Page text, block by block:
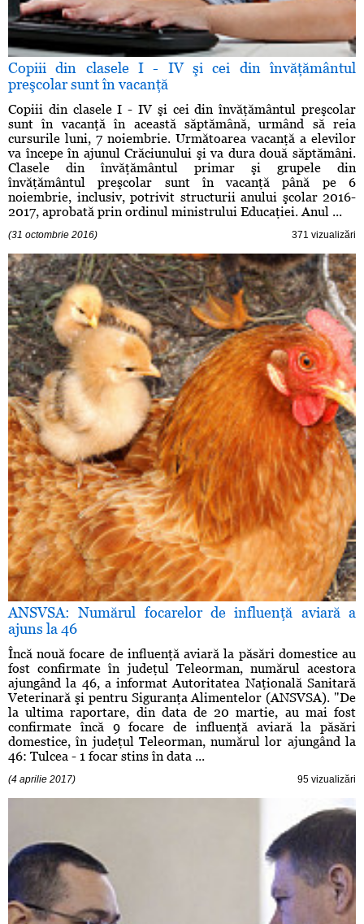
Copiii din clasele I - IV şi cei din învăţământul
preşcolar sunt în vacanţă
Copiii din clasele I - IV şi cei din învăţământul preşcolar
sunt în vacanţă în această săptămână, urmând să reia
cursurile luni, 7 noiembrie. Următoarea vacanţă a elevilor
va începe în ajunul Crăciunului şi va dura două săptămâni.
Clasele din învăţământul primar şi grupele din
învăţământul preşcolar sunt în vacanţă până pe 6
noiembrie, inclusiv, potrivit structurii anului şcolar 2016-
2017, aprobată prin ordinul ministrului Educaţiei. Anul ...
(31 octombrie 2016) 371 vizualizări
ANSVSA: Numărul focarelor de influenţă aviară a
ajuns la 46
Încă nouă focare de influenţă aviară la păsări domestice au
fost confirmate în judeţul Teleorman, numărul acestora
ajungând la 46, a informat Autoritatea Naţională Sanitară
Veterinară şi pentru Siguranţa Alimentelor (ANSVSA). "De
la ultima raportare, din data de 20 martie, au mai fost
confirmate încă 9 focare de influenţă aviară la păsări
domestice, în judeţul Teleorman, numărul lor ajungând la
46: Tulcea - 1 focar stins în data ...
(4 aprilie 2017) 95 vizualizări